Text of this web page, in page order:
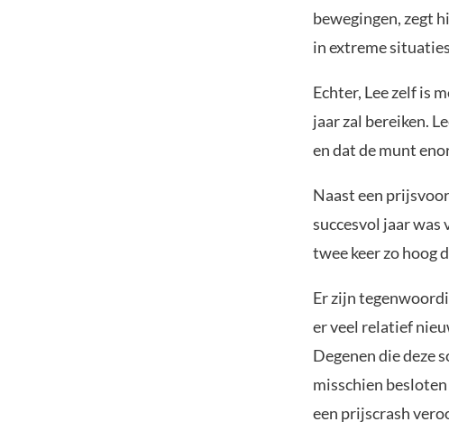
bewegingen, zegt
in extreme
Echter, Lee zelf is
jaar zal bereiken.
en dat de munt
Naast een
succesvol jaar
twee keer zo hoog
Er zijn
er veel relatief
Degenen die deze
misschien
een prijscrash